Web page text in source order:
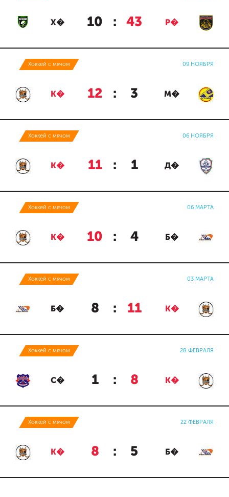
Х� 10 : 43 Р�
Хоккей с мячом 09 НОЯБРЯ
К� 12 : 3 М�
Хоккей с мячом 06 НОЯБРЯ
К� 11 : 1 Д�
Хоккей с мячом 06 МАРТА
К� 10 : 4 Б�
Хоккей с мячом 03 МАРТА
Б� 8 : 11 К�
Хоккей с мячом 28 ФЕВРАЛЯ
С� 1 : 8 К�
Хоккей с мячом 22 ФЕВРАЛЯ
К� 8 : 5 Б�